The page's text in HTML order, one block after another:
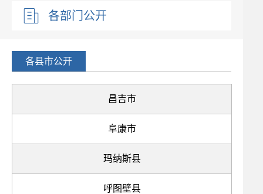
各部门公开
各县市公开
昌吉市
阜康市
玛纳斯县
呼图壁县